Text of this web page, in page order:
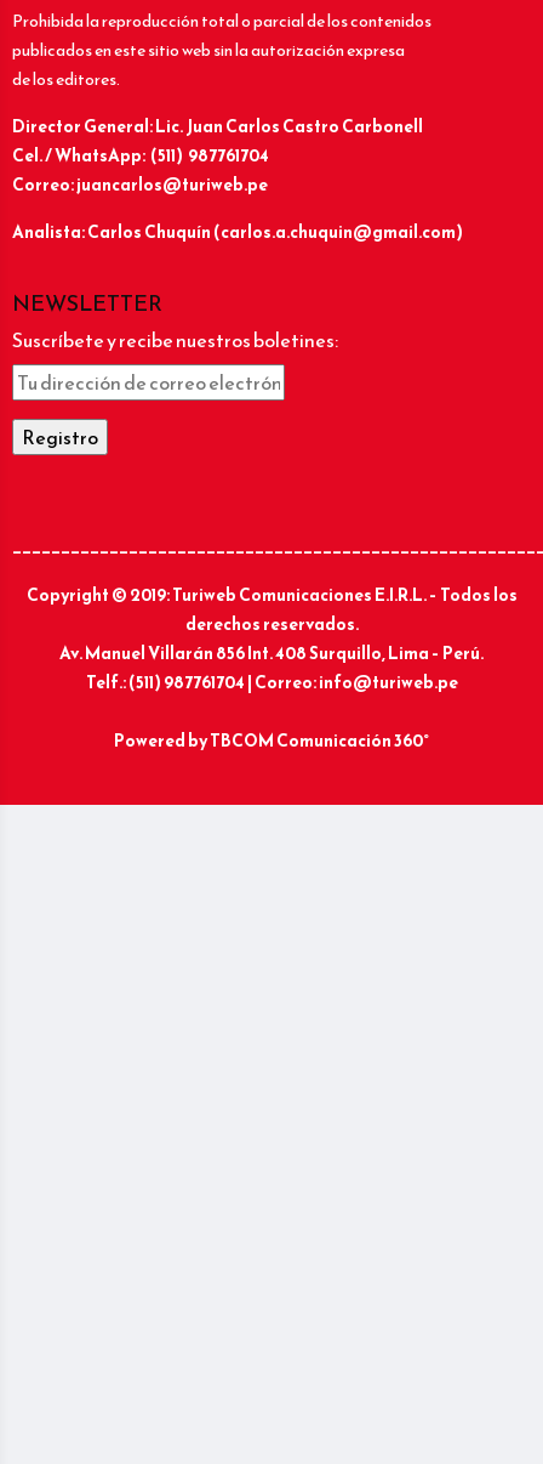
Prohibida la reproducción total o parcial de los contenidos
publicados en este sitio web sin la autorización expresa
de los editores.
Director General: Lic.Juan Carlos Castro Carbonell
Cel. / WhatsApp: (511) 987761704
Correo: juancarlos@turiweb.pe
Analista: Carlos Chuquín (carlos.a.chuquin@gmail.com)
NEWSLETTER
Suscríbete y recibe nuestros boletines:
Copyright © 2019: Turiweb Comunicaciones E.I.R.L. – Todos los
derechos reservados.
Av. Manuel Villarán 856 Int. 408 Surquillo, Lima – Perú.
Telf.: (511) 987761704 | Correo: info@turiweb.pe
Powered byTBCOM Comunicación 360°